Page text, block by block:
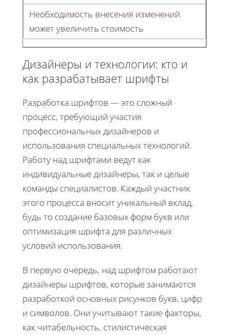
Необходимость внесения изменений
может увеличить стоимость
Дизайнеры и технологии: кто и
как разрабатывает шрифты
Разработка шрифтов — это сложный
процесс, требующий участия
профессиональных дизайнеров и
использования специальных технологий.
Работу над шрифтами ведут как
индивидуальные дизайнеры, так и целые
команды специалистов. Каждый участник
этого процесса вносит уникальный вклад,
будь то создание базовых форм букв или
оптимизация шрифта для различных
условий использования.
В первую очередь, над шрифтом работают
дизайнеры шрифтов, которые занимаются
разработкой основных рисунков букв, цифр
и символов. Они учитывают такие факторы,
как читабельность, стилистическая